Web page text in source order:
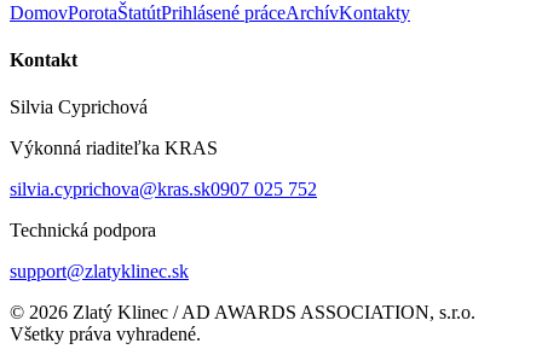
DomovPorotaŠtatútPrihlásené práceArchívKontakty
Kontakt
Silvia Cyprichová
Výkonná riaditeľka KRAS
silvia.cyprichova@kras.sk0907 025 752
Technická podpora
support@zlatyklinec.sk
© 2026 Zlatý Klinec / AD AWARDS ASSOCIATION, s.r.o.
Všetky práva vyhradené.